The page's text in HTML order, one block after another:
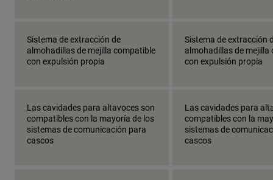
Sistema de extracción de
almohadillas de mejilla compatible
con expulsión propia
Sistema de extracción
almohadillas de mejilla
con expulsión propia
Las cavidades para altavoces son
compatibles con la mayoría de los
sistemas de comunicación para
cascos
Las cavidades para
compatibles con la
sistemas de
cascos